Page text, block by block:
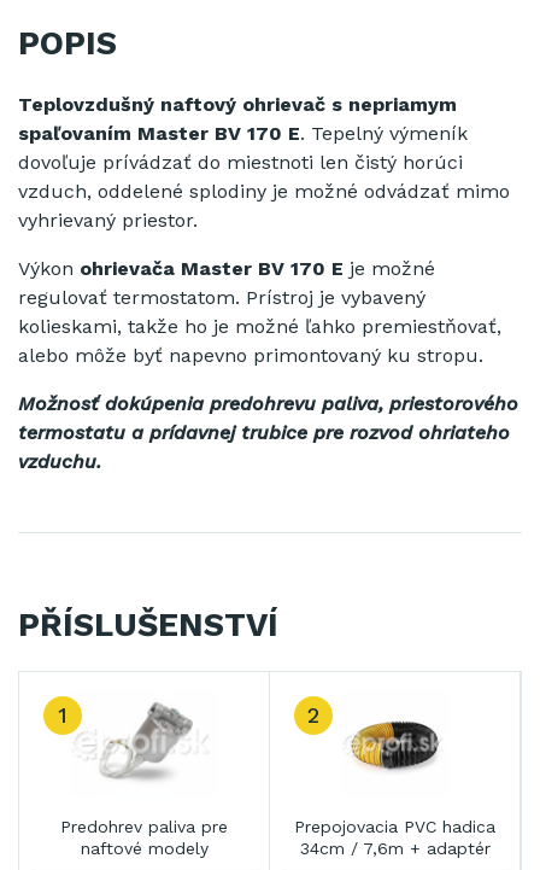
POPIS
Teplovzdušný naftový ohrievač s nepriamym
spaľovaním Master BV 170 E. Tepelný výmeník
dovoľuje prívádzať do miestnoti len čistý horúci
vzduch, oddelené splodiny je možné odvádzať mimo
vyhrievaný priestor.
Výkon ohrievača Master BV 170 E je možné
regulovať termostatom. Prístroj je vybavený
kolieskami, takže ho je možné ľahko premiestňovať,
alebo môže byť napevno primontovaný ku stropu.
Možnosť dokúpenia predohrevu paliva, priestorového
termostatu a prídavnej trubice pre rozvod ohriateho
vzduchu.
PŘÍSLUŠENSTVÍ
1
Predohrev paliva pre
naftové modely
2
Prepojovacia PVC hadica
34cm / 7,6m + adaptér